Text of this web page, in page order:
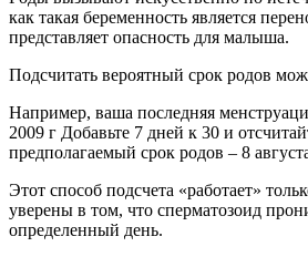
как такая беременность является
представляет опасность для малыша.
Подсчитать вероятный срок родов
Например, ваша последняя
2009 г Добавьте 7 дней к 30 и
предполагаемый срок родов – 8
Этот способ подсчета «работает»
уверены в том, что сперматозоид
определенный день.